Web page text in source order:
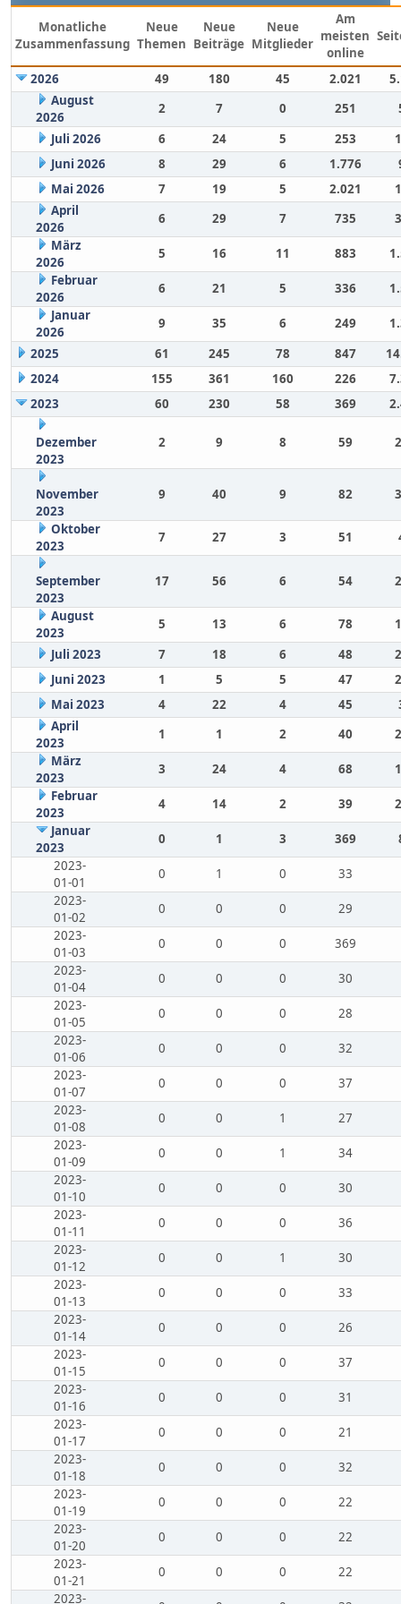
Monatliche
Zusammenfassung
Neue
Themen
Neue
Beiträge
Neue
Mitglieder
Am
meisten
online
2026 49 180 45 2.021
August
2026
2 7 0 251
Juli 2026
6 24 5 253
Juni 2026
8 29 6 1.776
Mai 2026
7 19 5 2.021
April
2026
6 29 7 735
März
2026
5 16 11 883
Februar
2026
6 21 5 336
Januar
2026
9 35 6 249
2025
61 245 78 847
2024
155 361 160 226
2023
60 230 58 369
Dezember
2023
2 9 8 59
November
2023
9 40 9 82
Oktober
2023
7 27 3 51
September
2023
17 56 6 54
August
2023
5 13 6 78
Juli 2023
7 18 6 48
Juni 2023
1 5 5 47
Mai 2023
4 22 4 45
April
2023
1 1 2 40
März
2023
3 24 4 68
Februar
2023
4 14 2 39
Januar
2023
0 1 3 369
2023-
01-01
0 1 0
33
2023-
01-02
0 0 0
29
2023-
01-03
0 0 0
369
2023-
01-04
0 0 0
30
2023-
01-05
0 0 0
28
2023-
01-06
0 0 0
32
2023-
01-07
0 0 0
37
2023-
01-08
0 0 1
27
2023-
01-09
0 0 1
34
2023-
01-10
0 0 0
30
2023-
01-11
0 0 0
36
2023-
01-12
0 0 1
30
2023-
01-13
0 0 0
33
2023-
01-14
0 0 0
26
2023-
01-15
0 0 0
37
2023-
01-16
0 0 0
31
2023-
01-17
0 0 0
21
2023-
01-18
0 0 0
32
2023-
01-19
0 0 0
22
2023-
01-20
0 0 0
22
2023-
01-21
0 0 0
22
2023-